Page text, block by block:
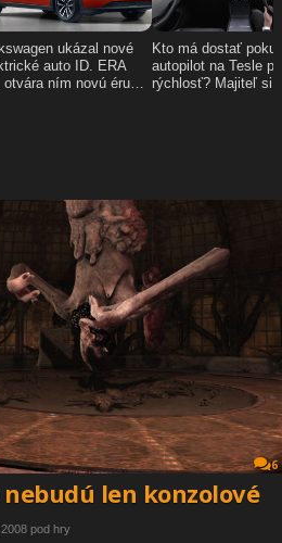
6
len konzolové
pod hry